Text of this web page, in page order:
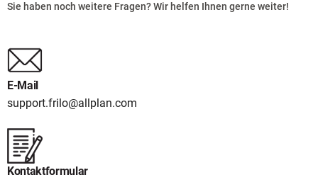
Sie haben noch weitere Fragen? Wir helfen Ihnen gerne weiter!
E-Mail
support.frilo@allplan.com
Kontaktformular